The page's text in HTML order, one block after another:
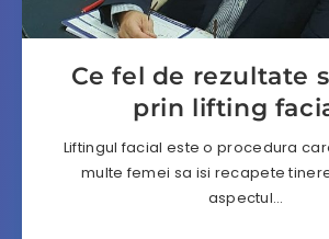
Ce fel de rezultate
prin lifting
Liftingul facial este o procedura
multe femei sa isi recapete
aspectul…